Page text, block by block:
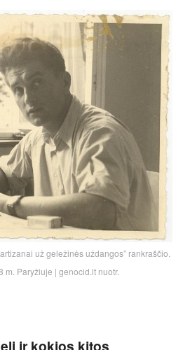
už geležinės uždangos” rankraščio.
m. Paryžiuje | genocid.lt nuotr.
ir kokios kitos